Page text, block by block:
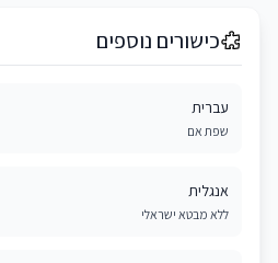
כישורים נוספים
עברית
שפת אם
אנגלית
ללא מבטא ישראלי